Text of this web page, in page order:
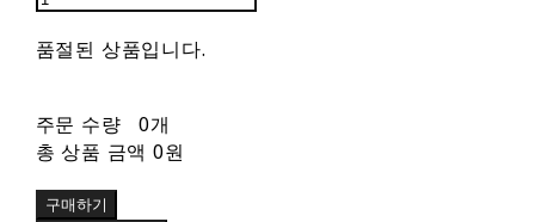
품절된 상품입니다.
주문 수량
0개
총 상품 금액 0원
구매하기